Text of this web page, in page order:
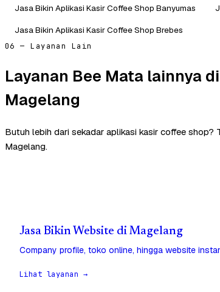
Jasa Bikin Aplikasi Kasir Coffee Shop Banyumas
Jasa Bikin Aplikasi Kasir Coffee Shop Brebes
06 — Layanan Lain
Layanan Bee Mata lainnya di
Magelang
Butuh lebih dari sekadar aplikasi kasir coffee shop?
Magelang.
Jasa Bikin Website di Magelang
Company profile, toko online, hingga website
Lihat layanan →